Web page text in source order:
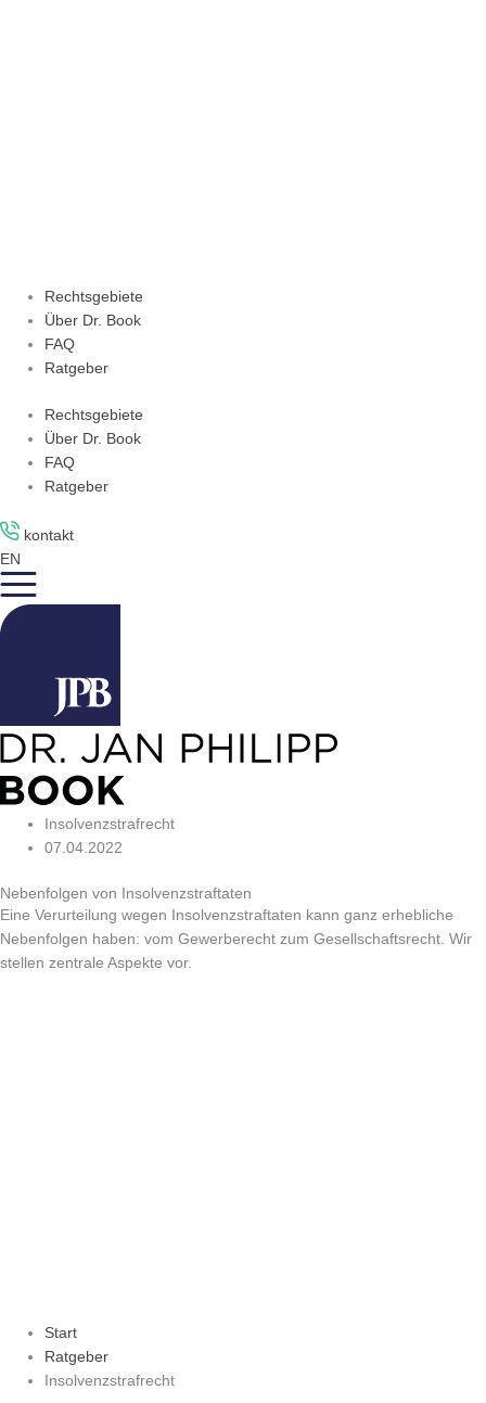
Rechtsgebiete
Über Dr. Book
FAQ
Ratgeber
Rechtsgebiete
Über Dr. Book
FAQ
Ratgeber
kontakt
EN
Insolvenzstrafrecht
07.04.2022
Nebenfolgen von Insolvenzstraftaten
Eine Verurteilung wegen Insolvenzstraftaten kann ganz erhebliche
Nebenfolgen haben: vom Gewerberecht zum Gesellschaftsrecht. Wir
stellen zentrale Aspekte vor.
Start
Ratgeber
Insolvenzstrafrecht